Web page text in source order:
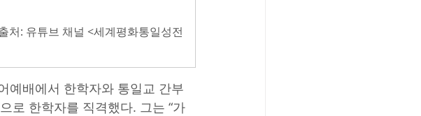
처: 유튜브 채널 <세계평화통일성전
예배에서 한학자와 통일교 간부
로 한학자를 직격했다. 그는 “가